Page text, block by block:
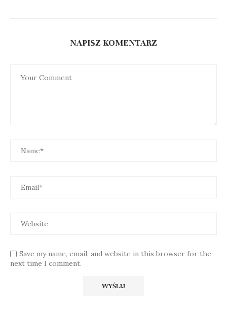
NAPISZ KOMENTARZ
Save my name, email, and website in this browser for the
next time I comment.